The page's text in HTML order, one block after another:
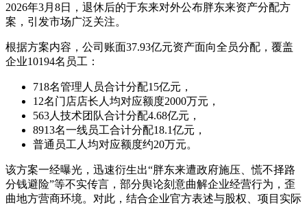
2026年3月8日，退休后的于东来对外公布胖东来资产分配方
案，引发市场广泛关注。
根据方案内容，公司账面37.93亿元资产面向全员分配，覆盖
企业10194名员工：
718名管理人员合计分配15亿元，
12名门店店长人均对应额度2000万元，
563人技术团队合计分配4.68亿元，
8913名一线员工合计分配18.1亿元，
普通员工人均对应额度约20万元。
该方案一经曝光，迅速衍生出“胖东来遭政府施压、慌不择路
分钱避险”等不实传言，部分舆论刻意曲解企业经营行为，歪
曲地方营商环境。对此，结合企业官方表述与股权、项目实际